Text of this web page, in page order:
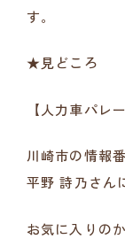
す。
★見どころ
【人力車パレ
川崎市の情報
平野 詩乃さん
お気に入りの